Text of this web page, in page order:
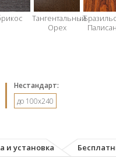
Тангентальный
Орех
Hестандарт:
до 100x240
и установка